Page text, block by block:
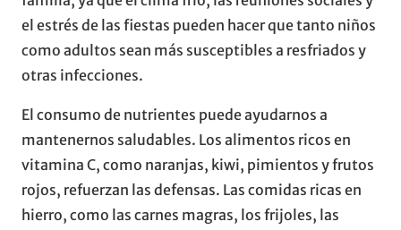
el estrés de las fiestas pueden hacer que tanto niños
como adultos sean más susceptibles a resfriados y
otras infecciones.
El consumo de nutrientes puede ayudarnos a
mantenernos saludables. Los alimentos ricos en
vitamina C, como naranjas, kiwi, pimientos y frutos
rojos, refuerzan las defensas. Las comidas ricas en
hierro, como las carnes magras, los frijoles, las